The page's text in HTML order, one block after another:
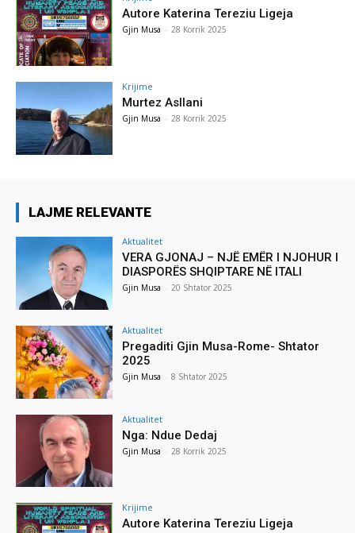
Autore Katerina Tereziu Ligeja
Gjin Musa - 28 Korrik 2025
Krijime
Murtez Asllani
Gjin Musa - 28 Korrik 2025
LAJME RELEVANTE
Aktualitet
VERA GJONAJ – NJË EMËR I NJOHUR I
DIASPORËS SHQIPTARE NË ITALI
Gjin Musa - 20 Shtator 2025
Aktualitet
Pregaditi Gjin Musa-Rome- Shtator
2025
Gjin Musa - 8 Shtator 2025
Aktualitet
Nga: Ndue Dedaj
Gjin Musa - 28 Korrik 2025
Krijime
Autore Katerina Tereziu Ligeja